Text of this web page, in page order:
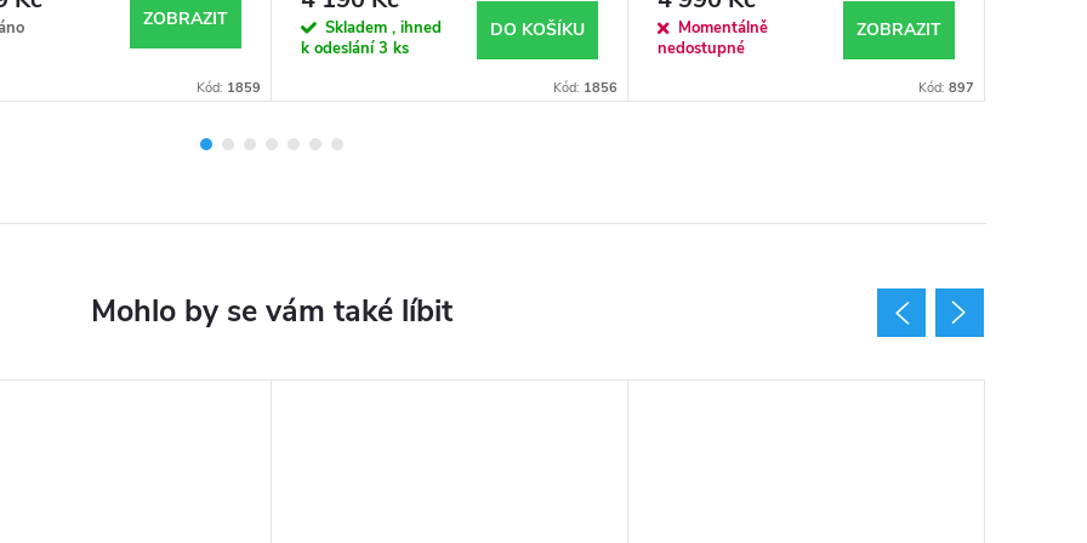
ZOBRAZIT
Kód: 1859
Skladem , ihned
k odeslání3 ks
DO KOŠÍKU
Kód: 1856
Momentálně
nedostupné
ZOBRAZIT
Kód: 897